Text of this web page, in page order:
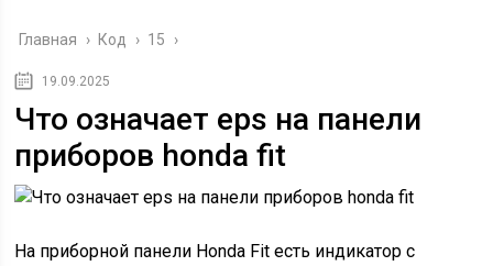
Главная › Код › 15 ›
19.09.2025
Что означает eps на панели
приборов honda fit
На приборной панели Honda Fit есть индикатор с